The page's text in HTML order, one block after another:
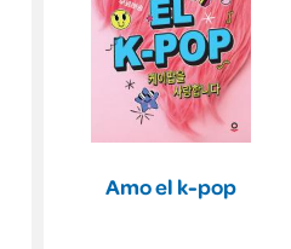
Amo el k-pop